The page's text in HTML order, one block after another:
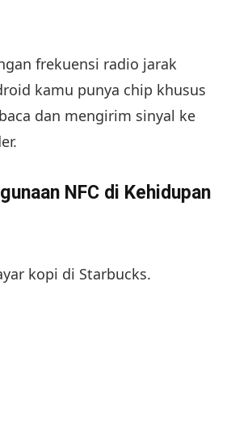
frekuensi radio jarak
kamu punya chip khusus
dan mengirim sinyal ke
NFC di Kehidupan
kopi di Starbucks.